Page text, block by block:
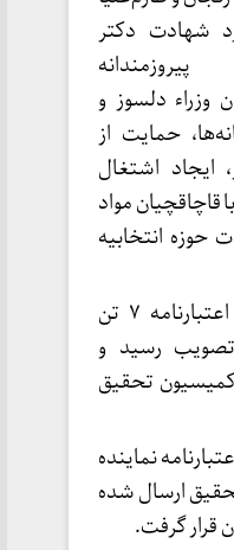
شهادت دکتر
برگزیدن وزراء دلسوز و
حمایت از
ایجاد اشتغال
قاچاقچیان مواد
انتخابیه
همچنین در این جلسه اعتبارنامه ۷ تن
تصویب رسید و
کمیسیون تحقیق
نماینده
ارسال شده
قرار گرفت.